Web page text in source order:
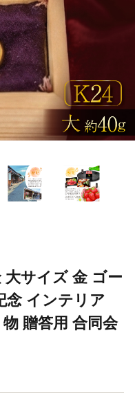
大サイズ 金 ゴー
念 インテリア
贈答用 合同会